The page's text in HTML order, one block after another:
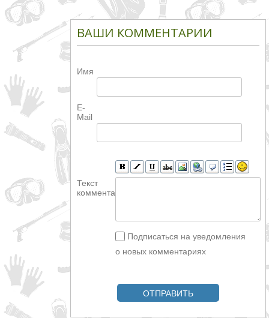
ВАШИ КОММЕНТАРИИ
Имя
E-
Mail
Текст
комментария
Подписаться на уведомления
о новых комментариях
ОТПРАВИТЬ